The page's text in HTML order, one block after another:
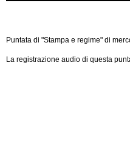
Puntata di "Stampa e regime" di
La registrazione audio di questa